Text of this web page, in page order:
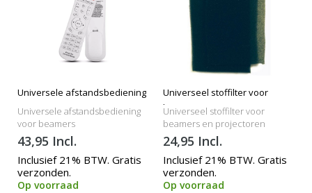
Universele afstandsbediening
Universele afstandsbediening
voor beamers
43,95 Incl.
Inclusief 21% BTW. Gratis
verzonden.
Op voorraad
Universeel stoffilter voor
beamers
Universeel stoffilter voor
beamers en projectoren
24,95 Incl.
Inclusief 21% BTW. Gratis
verzonden.
Op voorraad